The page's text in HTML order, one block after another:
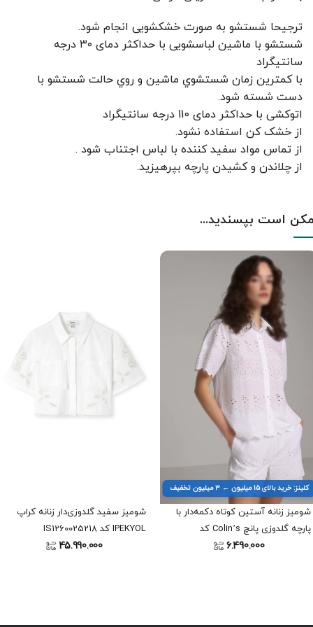
ترجیحا شستشو به صورت خشکشویی انجام شود.
شستشو با ماشین لباسشویی با حداکثر دمای ۳۰ درجه
سانتیگراد
با کمترين زمان شستشوي ماشين و روي حالت شستشو با
دست شسته شود.
اتوکشی با حداکثر دمای 110 درجه سانتیگراد
از خشک کن استفاده نشود.
از تماس مواد سفید کننده با لباس اجتناب شود .
از چلاندن و کشيدن پارچه بپرهيزيد.
است بپسندید...
کلینز: خرید بالای ۱۵ میلیون ← ۳ میلیون تخفیف
شومیز زنانه آستین کوتاه دکمه‌دار با
پارچه گلدوزی پانچ Colin’s کد
6.490.000
شومیز سفید گلدوزی‌دار زنانه کراپ
IPEKYOL کد IS1260025218
45.990.000